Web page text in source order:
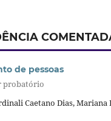
de pessoas
probatório
Caetano Dias, Mariana